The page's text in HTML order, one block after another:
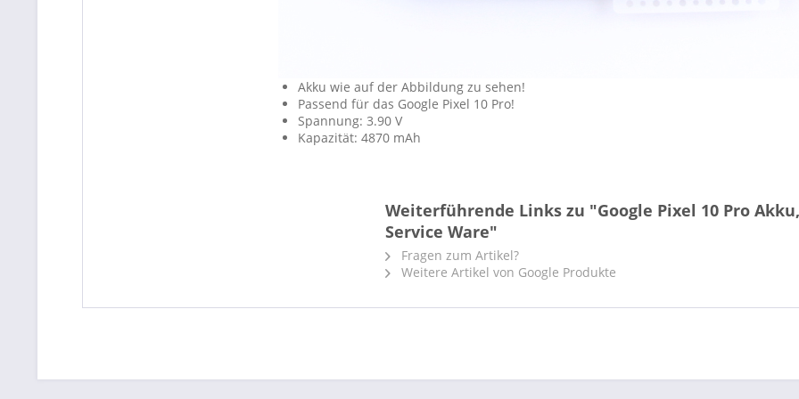
Akku wie auf der Abbildung zu sehen!
Passend für das Google Pixel 10 Pro!
Spannung: 3.90 V
Kapazität: 4870 mAh
Weiterführende Links zu "Google Pixel 10 Pro Akku,
Service Ware"
Fragen zum Artikel?
Weitere Artikel von Google Produkte